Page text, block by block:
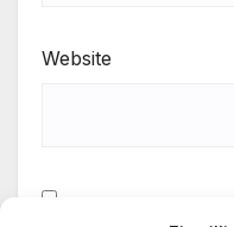
Website